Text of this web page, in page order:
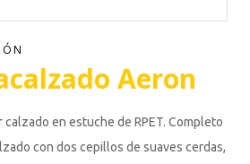
Aeron
en estuche de RPET. Completo
con dos cepillos de suaves cerdas,